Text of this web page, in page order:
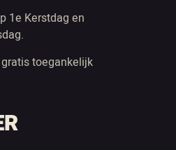
1e Kerstdag en
toegankelijk